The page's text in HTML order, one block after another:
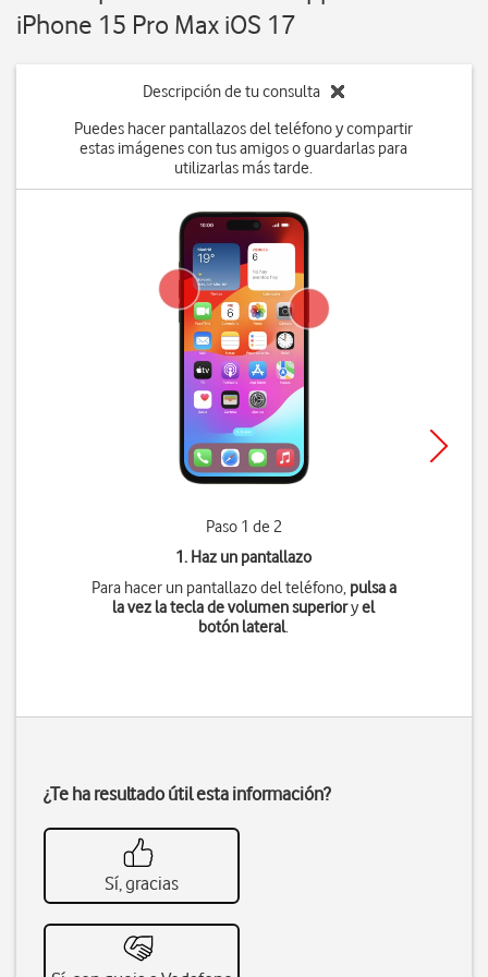
iPhone 15 Pro Max iOS 17
Descripción de tu consulta
Puedes hacer pantallazos del teléfono y compartir
estas imágenes con tus amigos o guardarlas para
utilizarlas más tarde.
Paso 1 de 2
1. Haz un pantallazo
Para hacer un pantallazo del teléfono, pulsa a
la vez la tecla de volumen superioryel
botón lateral.
¿Te ha resultado útil esta información?
Sí, gracias